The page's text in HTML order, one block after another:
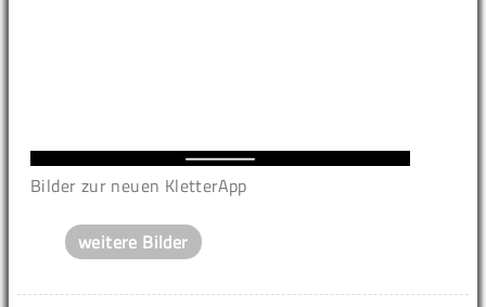
Bilder zur neuen KletterApp
weitere Bilder